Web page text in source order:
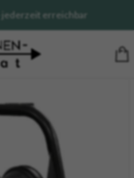
- jederzeit erreichbar